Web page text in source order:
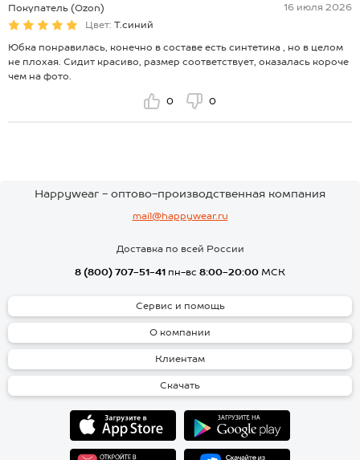
Покупатель (Ozon)
16 июля 2026
Цвет: Т.синий
Юбка понравилась, конечно в составе есть синтетика , но в целом
не плохая. Сидит красиво, размер соответствует, оказалась короче
чем на фото.
0 0
Happywear - оптово-производственная компания
mail@happywear.ru
Доставка по всей России
8 (800) 707-51-41 пн-вс 8:00-20:00 МСК
Сервис и помощь
О компании
Клиентам
Скачать